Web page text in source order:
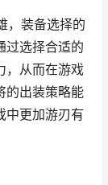
，装备选择的
过选择合适的
，从而在游戏
的出装策略能
中更加游刃有